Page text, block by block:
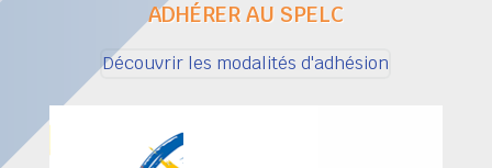
ADHÉRER AU SPELC
Découvrir les modalités d'adhésion